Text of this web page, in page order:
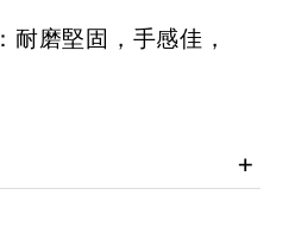
：耐磨堅固，手感佳，